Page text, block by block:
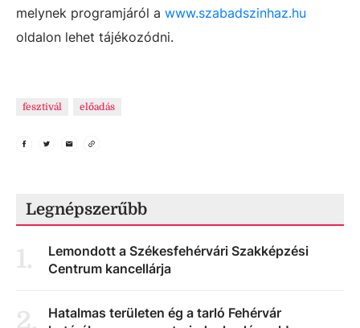
melynek programjáról a www.szabadszinhaz.hu
oldalon lehet tájékozódni.
fesztivál előadás
Legnépszerűbb
1.
Lemondott a Székesfehérvári Szakképzési
Centrum kancellárja
2.
Hatalmas területen ég a tarló Fehérvár